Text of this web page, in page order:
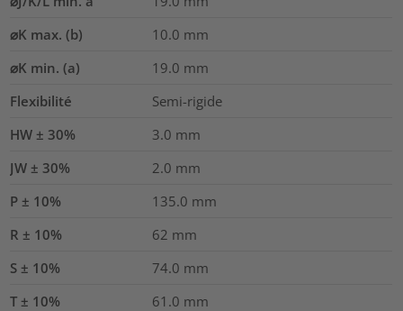
⌀K max. (b)
10.0 mm
⌀K min. (a)
19.0 mm
Flexibilité
Semi-rigide
HW ± 30%
3.0 mm
JW ± 30%
2.0 mm
P ± 10%
135.0 mm
R ± 10%
62 mm
S ± 10%
74.0 mm
T ± 10%
61.0 mm